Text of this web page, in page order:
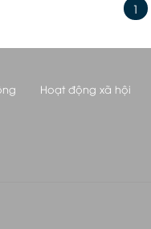
1
Hoạt động xã hội